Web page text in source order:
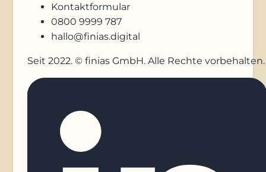
Kontaktformular
0800 9999 787
hallo@finias.digital
Seit 2022. © finias GmbH. Alle Rechte vorbehalten.